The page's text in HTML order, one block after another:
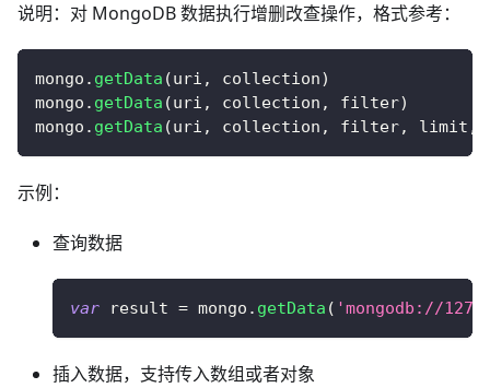
说明：对 MongoDB 数据执行增删改查操作，格式参考：
mongo . getData (uri , collection)
mongo . getData (uri , collection , filter)
mongo . getData (uri , collection , filter, limit ,
示例：
查询数据
var result = mongo . getData ( 'mongodb://
插入数据，支持传入数组或者对象